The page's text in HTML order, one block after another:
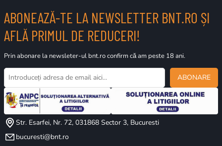
ABONEAZĂ-TE LA NEWSLETTER BNT.RO ȘI
AFLĂ PRIMUL DE REDUCERI!
Prin abonare la newsleter-ul bnt.ro confirm că am peste 18 ani.
ABONARE
Str. Esarfei, Nr. 72, 031868 Sector 3, Bucuresti
bucuresti@bnt.ro